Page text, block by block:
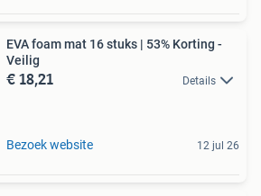
EVA foam mat 16 stuks | 53% Korting -
Veilig
€ 18,21 Details
Bezoek website 12 jul 26